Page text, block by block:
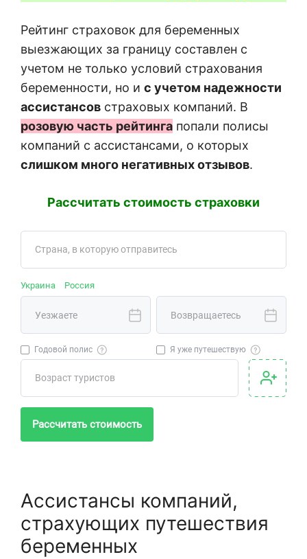
Рейтинг страховок для беременных
выезжающих за границу составлен с
учетом не только условий страхования
беременности, но и с учетом надежности
ассистансов страховых компаний. В
розовую часть рейтинга попали полисы
компаний с ассистансами, о которых
слишком много негативных отзывов.
Рассчитать стоимость страховки
Украина Россия
Годовой полис Я уже путешествую
Рассчитать стоимость
Предыдущий шаг
Ассистансы компаний,
страхующих путешествия
беременных